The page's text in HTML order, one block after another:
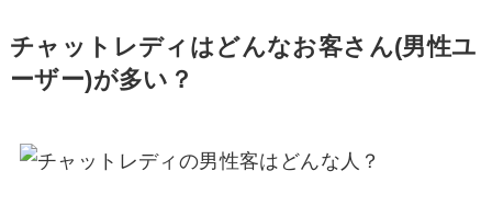
チャットレディはどんなお客さん(男性ユ
ーザー)が多い？